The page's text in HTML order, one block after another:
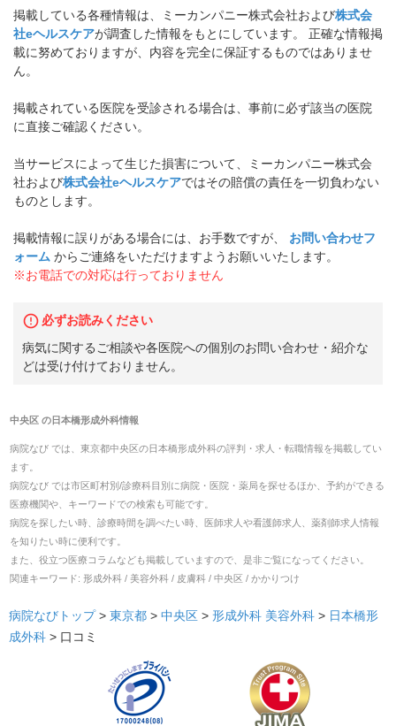
掲載している各種情報は、ミーカンパニー株式会社および株式会
社eヘルスケアが調査した情報をもとにしています。 正確な情報掲
載に努めておりますが、内容を完全に保証するものではありませ
ん。
掲載されている医院を受診される場合は、事前に必ず該当の医院
に直接ご確認ください。
当サービスによって生じた損害について、ミーカンパニー株式会
社および株式会社eヘルスケアではその賠償の責任を一切負わない
ものとします。
掲載情報に誤りがある場合には、お手数ですが、
お問い合わせフ
ォーム からご連絡をいただけますようお願いいたします。
※お電話での対応は行っておりません
必ずお読みください
病気に関するご相談や各医院への個別のお問い合わせ・紹介な
どは受け付けておりません。
中央区の日本橋形成外科情報
病院なび では、 東京都中央区の日本橋形成外科の評判・求人・転職情報を掲載してい
ます。
病院なび では市区町村別/診療科目別に病院・医院・薬局を探せるほか、予約ができる
医療機関や、キーワードでの検索も可能です。
病院を探したい時、診療時間を調べたい時、医師求人や看護師求人、薬剤師求人情報
を知りたい時に便利です。
また、役立つ医療コラムなども掲載していますので、是非ご覧になってください。
関連キーワード: 形成外科 / 美容外科 / 皮膚科 / 中央区 / かかりつけ
病院なびトップ > 東京都 > 中央区 > 形成外科 美容外科 > 日本橋形
成外科 > 口コミ